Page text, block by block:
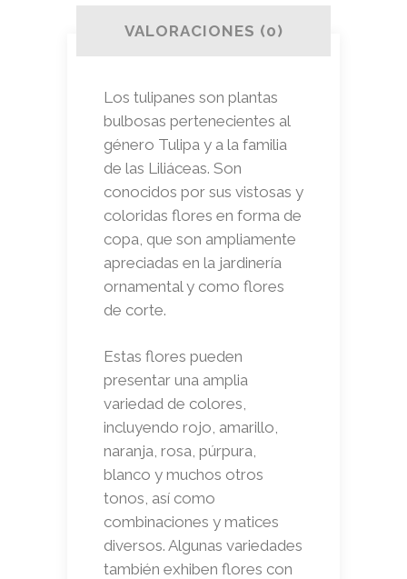
VALORACIONES (0)
Los tulipanes son plantas
bulbosas pertenecientes al
género Tulipa y a la familia
de las Liliáceas. Son
conocidos por sus vistosas y
coloridas flores en forma de
copa, que son ampliamente
apreciadas en la jardinería
ornamental y como flores
de corte.
Estas flores pueden
presentar una amplia
variedad de colores,
incluyendo rojo, amarillo,
naranja, rosa, púrpura,
blanco y muchos otros
tonos, así como
combinaciones y matices
diversos. Algunas variedades
también exhiben flores con